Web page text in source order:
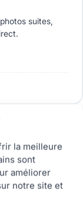
la meilleure
sont
améliorer
notre site et
suites,
cible